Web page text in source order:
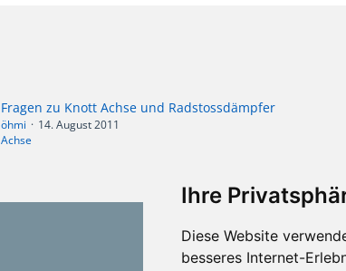
Ihre
Diese Website
besseres Internet-
Fragen zu Knott Achse und Radstossdämpfer
öhmi
14. August 2011
Achse